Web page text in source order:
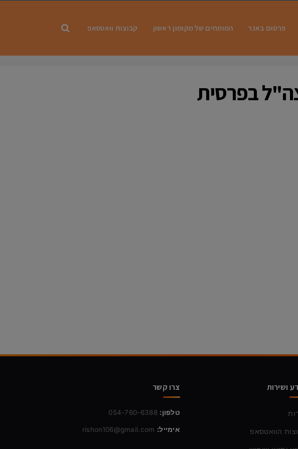
פרסום באנר המומחים של מקומון ראשון קבוצות וואטסאפ
בפרסית
ושירות
הוואטסאפ
צרו קשר
טלפון: 054-760-6388
אימייל: rishon106@gmail.com